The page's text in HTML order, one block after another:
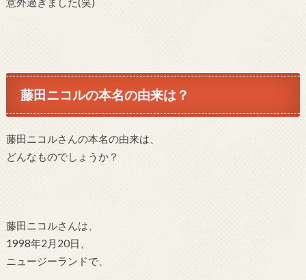
藤田ニコルの本名の由来は？
藤田ニコルさんの本名の由来は、
どんなものでしょうか？
藤田ニコルさんは、
1998年2月20日、
ニュージーランドで、